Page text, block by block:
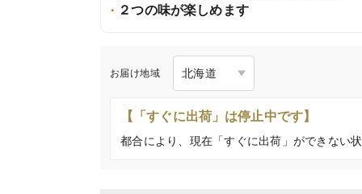
２つの味が楽しめます
お届け地域
【「すぐに出荷」は停止中です】
都合により、現在「すぐに出荷」ができない